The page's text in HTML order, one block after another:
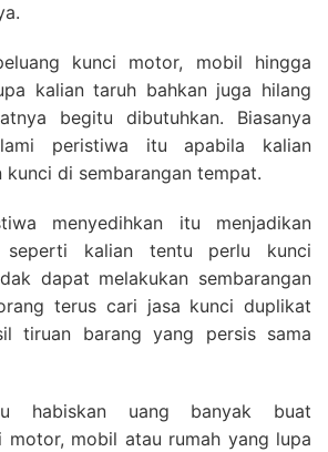
kunci motor, mobil hingga
kalian taruh bahkan juga hilang
begitu dibutuhkan. Biasanya
peristiwa itu apabila kalian
kunci di sembarangan tempat.
menyedihkan itu menjadikan
seperti kalian tentu perlu kunci
dapat melakukan sembarangan
terus cari jasa kunci duplikat
tiruan barang yang persis sama
habiskan uang banyak buat
motor, mobil atau rumah yang lupa